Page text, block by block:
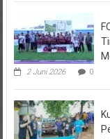
2 Juni 2026 0